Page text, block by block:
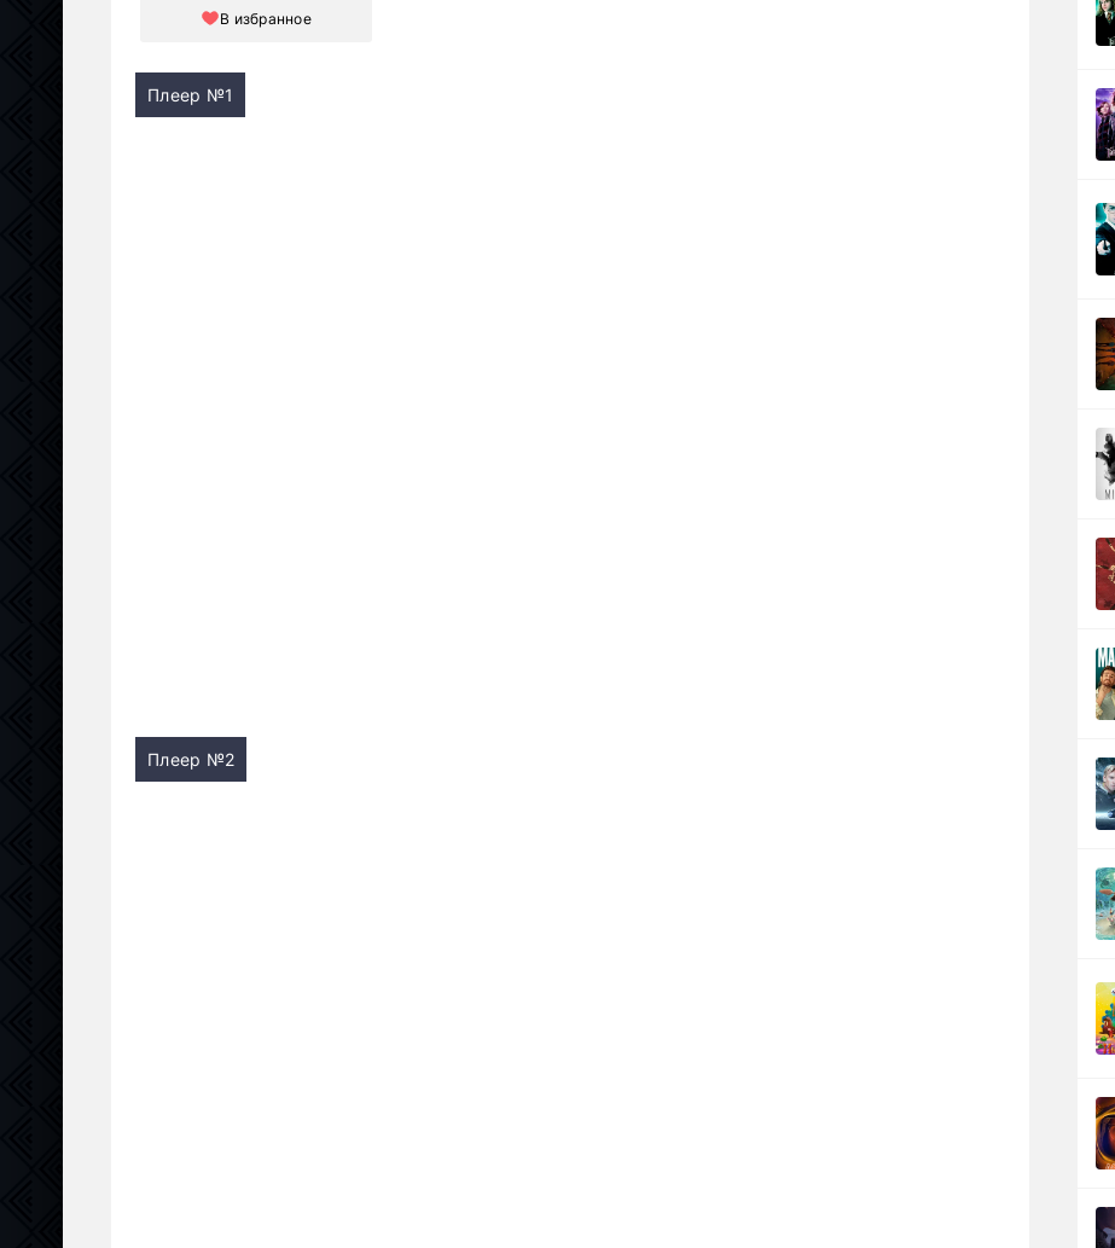
В избранное
Плеер №1
Плеер №2